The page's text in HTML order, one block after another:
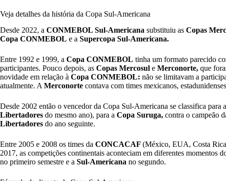
Veja detalhes da história da Copa Sul-Americana
Desde 2022, a CONMEBOL Sul-Americana substituiu as Copas
Copa CONMEBOL e a Supercopa Sul-Americana.
Entre 1992 e 1999, a Copa CONMEBOL tinha um formato parecido
participantes. Pouco depois, as Copas Mercosul e Merconorte, que
novidade em relação à Copa CONMEBOL: não se limitavam a
atualmente. A Merconorte contava com times mexicanos,
Desde 2002 então o vencedor da Copa Sul-Americana se classifica para a
Libertadores do mesmo ano), para a Copa Suruga, contra o campeão
Libertadores do ano seguinte.
Entre 2005 e 2008 os times da CONCACAF (México, EUA, Costa
2017, as competições continentais aconteciam em diferentes momentos
no primeiro semestre e a Sul-Americana no segundo.